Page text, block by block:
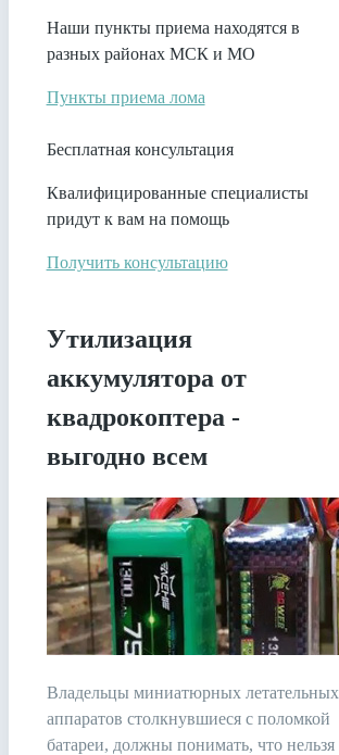
Наши пункты приема находятся в
разных районах МСК и МО
Пункты приема лома
Бесплатная консультация
Квалифицированные специалисты
придут к вам на помощь
Получить консультацию
Утилизация
аккумулятора от
квадрокоптера -
выгодно всем
Владельцы миниатюрных летательных
аппаратов столкнувшиеся с поломкой
батареи, должны понимать, что нельзя